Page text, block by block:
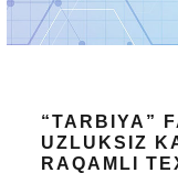
“TARBIYA”
UZLUKSIZ
RAQAMLI